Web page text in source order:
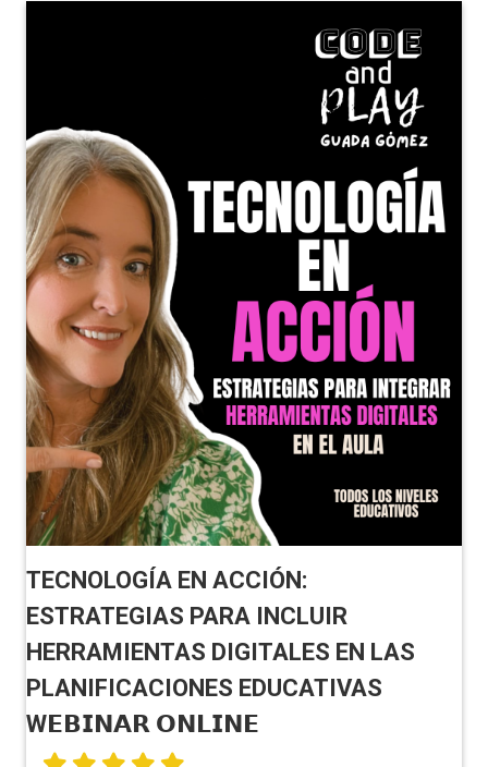
TECNOLOGÍA EN ACCIÓN:
ESTRATEGIAS PARA INCLUIR
HERRAMIENTAS DIGITALES EN LAS
PLANIFICACIONES EDUCATIVAS
W𝗘𝗕𝗜𝗡𝗔𝗥 𝗢𝗡𝗟𝗜𝗡𝗘